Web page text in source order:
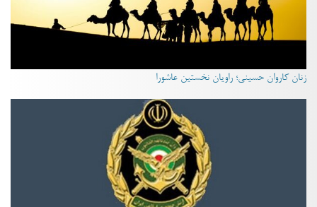
زنان کاروان حسینی؛ راویان نخستین عاشورا